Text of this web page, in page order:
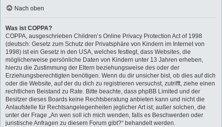
Nach oben
Was ist COPPA?
COPPA, ausgeschrieben Children’s Online Privacy Protection Act of 1998
(deutsch: Gesetz zum Schutz der Privatsphäre von Kindern im Internet von
1998) ist ein Gesetz in den USA, welches festlegt, dass Websites, die
möglicherweise persönliche Daten von Kindern unter 13 Jahren erheben,
hierzu die Zustimmung der Eltern beziehungsweise des oder der
Erziehungsberechtigten benötigen. Wenn du dir unsicher bist, ob dies auf dich
oder die Website, auf der du dich zu registrieren versuchst, zutrifft, ziehe einen
rechtlichen Beistand zu Rate. Bitte beachte, dass phpBB Limited und der
Besitzer dieses Boards keine Rechtsberatung anbieten kann und nicht die
Anlaufstelle für Rechtsangelegenheiten jeglicher Art ist; außer solchen, die
unter der Frage „An wen soll ich mich wenden, falls es Beschwerden oder
juristische Anfragen zu diesem Forum gibt?“ behandelt werden.